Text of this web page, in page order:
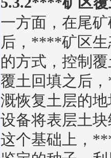
一方面，在尾
后，****矿区生
的方式，控制
覆土回填之后
溉恢复土层的
设备将表层土
这个基础上，